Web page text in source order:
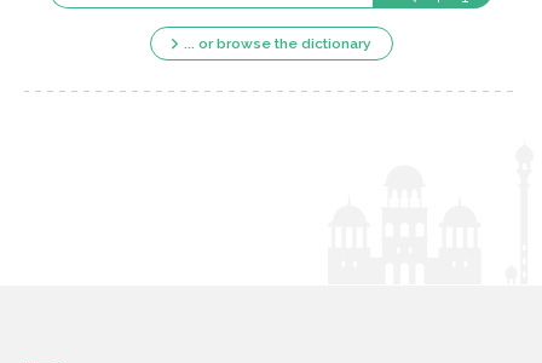
... or browse the dictionary